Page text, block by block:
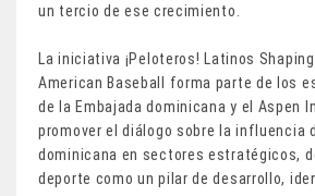
un tercio de ese crecimiento.
La iniciativa ¡Peloteros! Latinos
American Baseball forma parte de los
de la Embajada dominicana y el Aspen
promover el diálogo sobre la influencia
dominicana en sectores estratégicos,
deporte como un pilar de desarrollo,